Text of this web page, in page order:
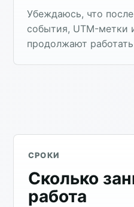
Убеждаюсь, что
события, UTM-метки
продолжают
СРОКИ
Сколько
работа